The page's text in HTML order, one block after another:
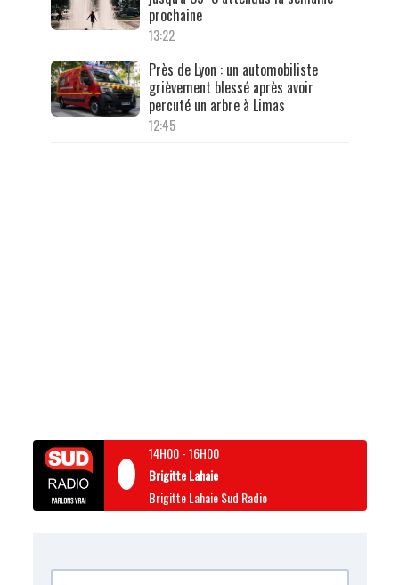
prochaine
13:22
Près de Lyon : un automobiliste
grièvement blessé après avoir
percuté un arbre à Limas
12:45
14H00-16H00
Brigitte Lahaie
Brigitte Lahaie Sud Radio